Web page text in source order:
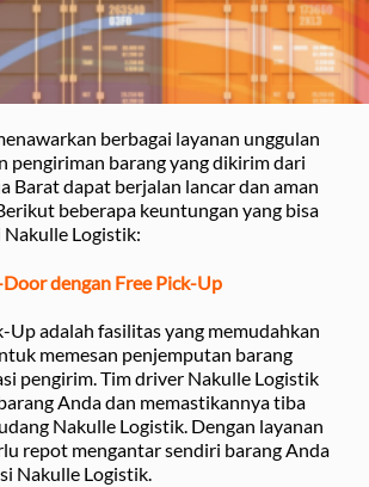
berbagai layanan unggulan
pengiriman barang yang dikirim dari
Barat dapat berjalan lancar dan aman
beberapa keuntungan yang bisa
Logistik:
dengan Free Pick-Up
Up adalah fasilitas yang memudahkan
memesan penjemputan barang
pengirim. Tim driver Nakulle Logistik
Anda dan memastikannya tiba
Nakulle Logistik. Dengan layanan
repot mengantar sendiri barang Anda
Nakulle Logistik.